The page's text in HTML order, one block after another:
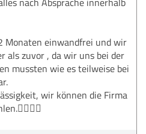
Monaten einwandfrei und wir
als zuvor , da wir uns bei der
mussten wie es teilweise bei
wir können die Firma